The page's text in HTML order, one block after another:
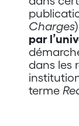
Charges
par
dans les
terme